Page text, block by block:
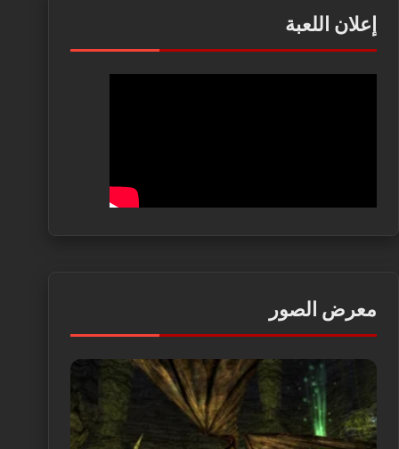
إعلان اللعبة
معرض الصور